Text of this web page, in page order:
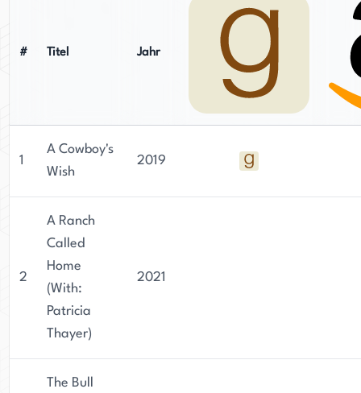
# Titel Jahr
1
A Cowboy's
Wish
2019
2
A Ranch
Called
Home
(With:
Patricia
Thayer)
2021
The Bull